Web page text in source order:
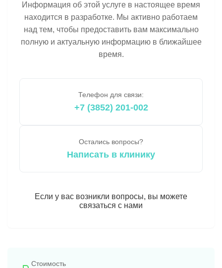
Информация об этой услуге в настоящее время
находится в разработке. Мы активно работаем
над тем, чтобы предоставить вам максимально
полную и актуальную информацию в ближайшее
время.
Телефон для связи:
+7 (3852) 201-002
Остались вопросы?
Написать в клинику
Если у вас возникли вопросы, вы можете
связаться с нами
Стоимость